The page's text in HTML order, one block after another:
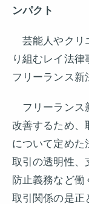
ンパクト
芸能人やクリ
り組むレイ法律
フリーランス新
フリーランス
改善するため、
について定めた
取引の透明性、
防止義務など働
取引関係の是正